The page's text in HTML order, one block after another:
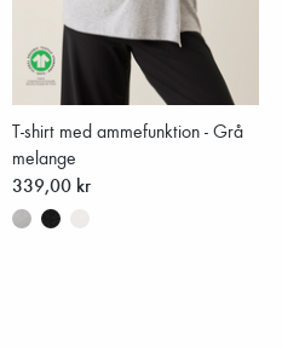
T-shirt med ammefunktion - Grå
melange
339,00 kr